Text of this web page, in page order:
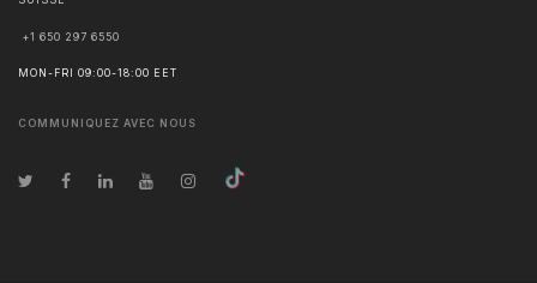
+1 650 297 6550
MON-FRI 09:00-18:00 EET
COMMUNIQUEZ AVEC NOUS